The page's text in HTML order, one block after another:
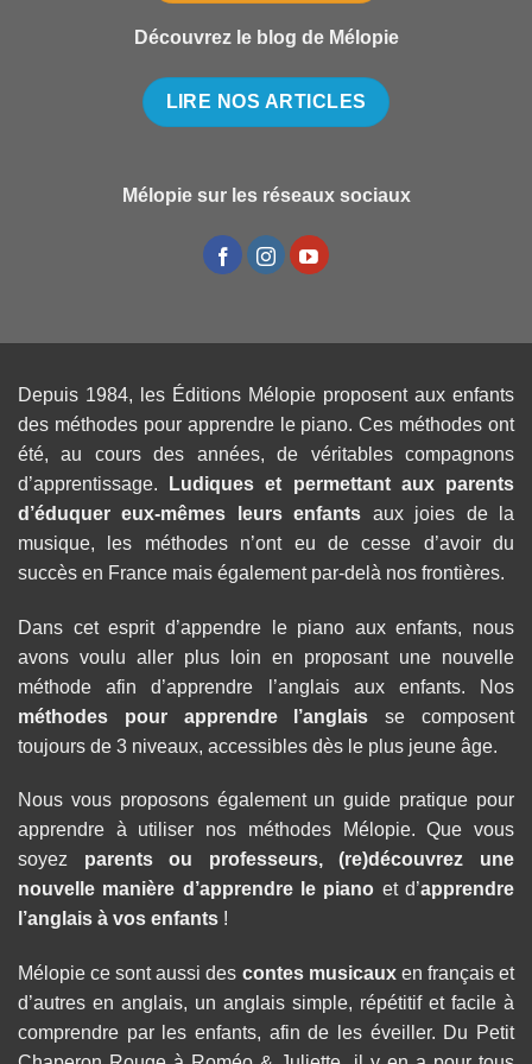
Découvrez le blog de Mélopie
LIRE NOS ARTICLES
Mélopie sur les réseaux sociaux
Depuis 1984, les Éditions Mélopie proposent aux enfants
des méthodes pour apprendre le piano. Ces méthodes ont
été, au cours des années, de véritables compagnons
d’apprentissage.
Ludiques et permettant aux parents
d’éduquer eux-mêmes leurs enfants aux joies de la
musique, les méthodes n’ont eu de cesse d’avoir du
succès en France mais également par-delà nos frontières.
Dans cet esprit d’appendre le piano aux enfants, nous
avons voulu aller plus loin en proposant une nouvelle
méthode afin d’apprendre l’anglais aux enfants. Nos
méthodes pour apprendre l’anglais se composent
toujours de 3 niveaux, accessibles dès le plus jeune âge.
Nous vous proposons également un guide pratique pour
apprendre à utiliser nos méthodes Mélopie. Que vous
soyez parents ou professeurs, (re)découvrez une
nouvelle manière d’apprendre le piano et d’apprendre
l’anglais à vos enfants !
Mélopie ce sont aussi des contes musicauxen français et
d’autres en anglais, un anglais simple, répétitif et facile à
comprendre par les enfants, afin de les éveiller. Du Petit